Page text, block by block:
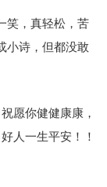
笑，真轻松，苦
小诗，但都没敢
愿你健健康康，
人一生平安！！